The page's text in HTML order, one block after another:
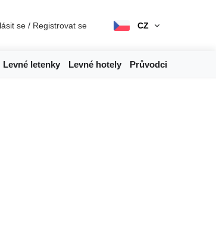
se / Registrovat se CZ
Levné letenky Levné hotely Průvodci